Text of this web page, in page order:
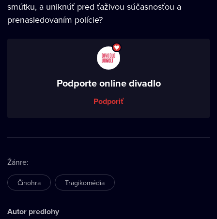
smútku, a uniknúť pred ťaživou súčasnosťou a
prenasledovaním polície?
Podporte online divadlo
Podporiť
Žánre:
Činohra Tragikomédia
Autor predlohy